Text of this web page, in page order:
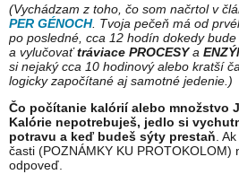
(Vychádzam z toho, čo som načrtol v
PER GÉNOCH. Tvoja pečeň má od
po posledné, cca 12 hodín dokedy
a vylučovaťtráviace PROCESYa
si nejaký cca 10 hodinový alebo kratší
logicky započítané aj samotné jedenie.)
Čo počítanie kalórií alebo množstvo
Kalórie nepotrebuješ, jedlo si
potravu a keď budeš sýty prestaň .
časti (POZNÁMKY KU PROTOKOLOM)
odpoveď.